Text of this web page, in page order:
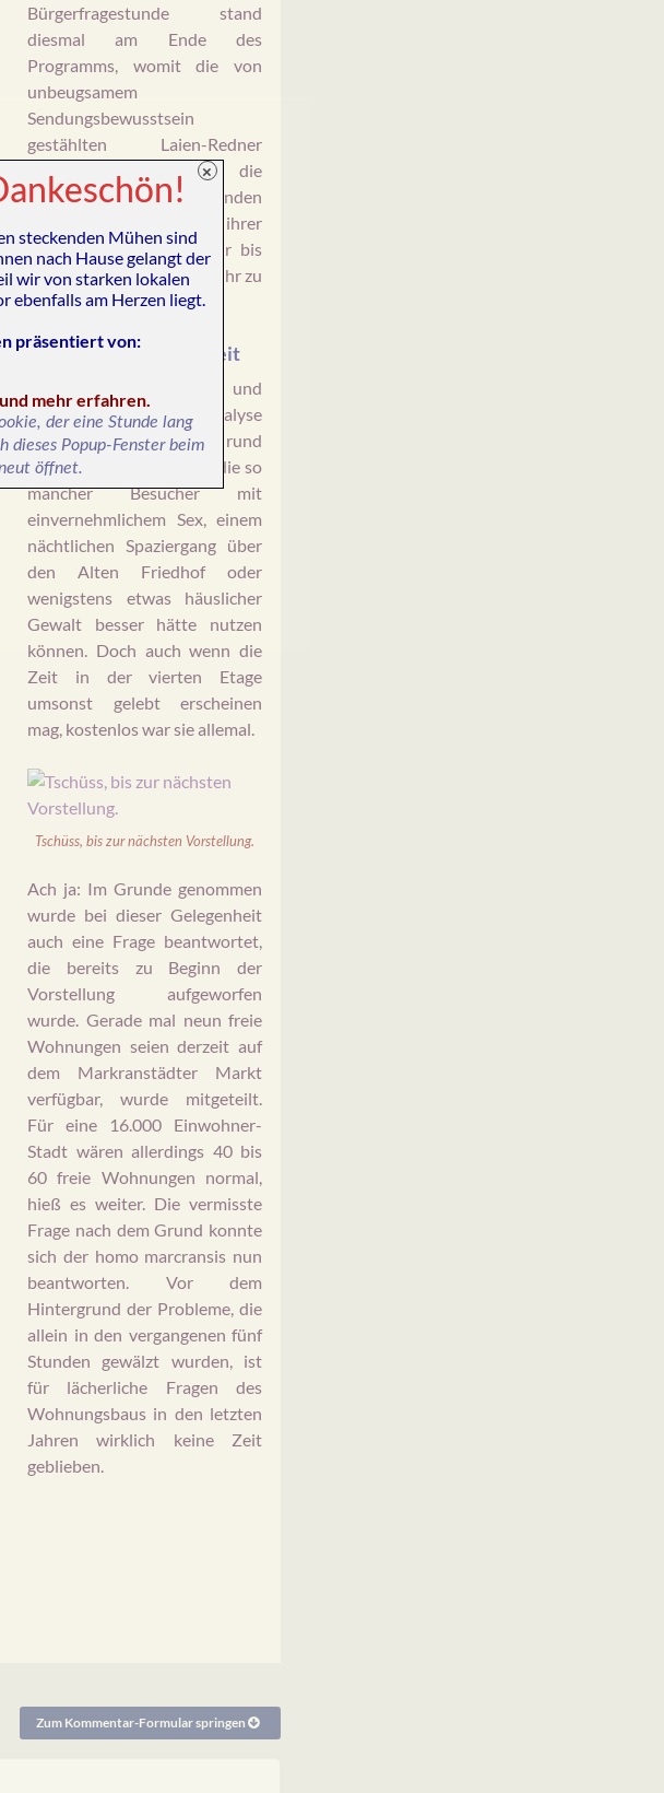
Bürgerfragestunde stand
diesmal am Ende des
Programms, womit die von
unbeugsamem
Sendungsbewusstsein
gestählten Laien-Redner
gezwungen wurden, die
gesamte viereinhalb Stunden
währende Dramödie von ihrer
Ouvertüre um 18:30 Uhr bis
hin zum Epilog gegen 23 Uhr zu
durchleiden.
Fünf Stunden Lebenszeit
Samt Präludium davor und
kulturkritischer Analyse
danach waren das somit rund
fünf Stunden Lebenszeit, die so
mancher Besucher mit
einvernehmlichem Sex, einem
nächtlichen Spaziergang über
den Alten Friedhof oder
wenigstens etwas häuslicher
Gewalt besser hätte nutzen
können. Doch auch wenn die
Zeit in der vierten Etage
umsonst gelebt erscheinen
mag, kostenlos war sie allemal.
Tschüss, bis zur nächsten Vorstellung.
Ach ja: Im Grunde genommen
wurde bei dieser Gelegenheit
auch eine Frage beantwortet,
die bereits zu Beginn der
Vorstellung aufgeworfen
wurde. Gerade mal neun freie
Wohnungen seien derzeit auf
dem Markranstädter Markt
verfügbar, wurde mitgeteilt.
Für eine 16.000 Einwohner-
Stadt wären allerdings 40 bis
60 freie Wohnungen normal,
hieß es weiter. Die vermisste
Frage nach dem Grund konnte
sich der homo marcransis nun
beantworten. Vor dem
Hintergrund der Probleme, die
allein in den vergangenen fünf
Stunden gewälzt wurden, ist
für lächerliche Fragen des
Wohnungsbaus in den letzten
Jahren wirklich keine Zeit
geblieben.
Zum Kommentar-Formular springen
steckenden Mühen sind
nach Hause gelangt der
wir von starken lokalen
am Herzen liegt.
präsentiert von:
mehr erfahren.
der eine Stunde lang
dieses Popup-Fenster beim
öffnet.
×